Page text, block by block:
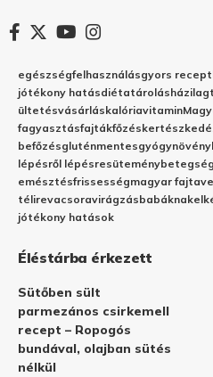
egészségfelhasználásgyors recept
jótékony hatásdiétatárolásházilag
ültetésvásárláskalóriavitamin
fagyasztásfajtákfőzés
befőzésgluténmentesgyógynövény
lépésről lépésresütemény
emésztésfrissességmagyar fajta
télirevacsoravirágzásbabáknak
jótékony hatások
Éléstárba érkezett
Sütőben sült
parmezános csirkemell
recept – Ropogós
bundával, olajban sütés
nélkül